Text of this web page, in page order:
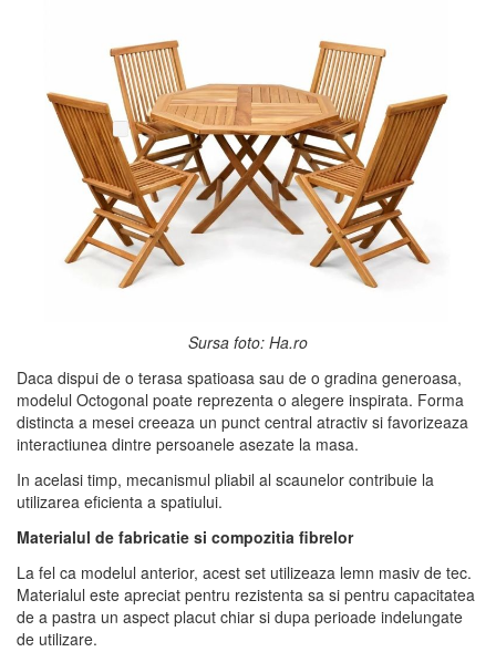
Sursa foto: Ha.ro
Daca dispui de o terasa spatioasa sau de o gradina generoasa,
modelul Octogonal poate reprezenta o alegere inspirata. Forma
distincta a mesei creeaza un punct central atractiv si favorizeaza
interactiunea dintre persoanele asezate la masa.
In acelasi timp, mecanismul pliabil al scaunelor contribuie la
utilizarea eficienta a spatiului.
Materialul de fabricatie si compozitia fibrelor
La fel ca modelul anterior, acest set utilizeaza lemn masiv de tec.
Materialul este apreciat pentru rezistenta sa si pentru capacitatea
de a pastra un aspect placut chiar si dupa perioade indelungate
de utilizare.